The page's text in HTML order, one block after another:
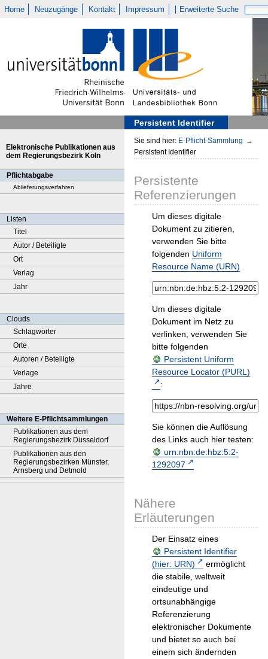
Home Neuzugänge Kontakt Impressum Erweiterte Suche
Persistent Identifier
Elektronische Publikationen aus
dem Regierungsbezirk Köln
Pflichtabgabe
Ablieferungsverfahren
Listen
Titel
Autor / Beteiligte
Ort
Verlag
Jahr
Clouds
Schlagwörter
Orte
Autoren / Beteiligte
Verlage
Jahre
Weitere E-Pflichtsammlungen
Publikationen aus dem
Regierungsbezirk Düsseldorf
Publikationen aus den
Regierungsbezirken Münster,
Arnsberg und Detmold
Sie sind hier: E-Pflicht-Sammlung →
Persistent Identifier
Persistente
Referenzierungen
Um dieses digitale
Dokument zu zitieren,
verwenden Sie bitte
folgenden Uniform
Resource Name (URN)
Um dieses digitale
Dokument im Netz zu
verlinken, verwenden Sie
bitte folgenden
Persistent Uniform
Resource Locator (PURL)
:
Sie können die Auflösung
des Links auch hier testen:
urn:nbn:de:hbz:5:2-
1292097
Nähere
Erläuterungen
Der Einsatz eines
Persistent Identifier
(hier: URN)
ermöglicht
die stabile, weltweit
eindeutige und
ortsunabhängige
Referenzierung
elektronischer Dokumente
und bietet so auch bei
einem sich ändernden